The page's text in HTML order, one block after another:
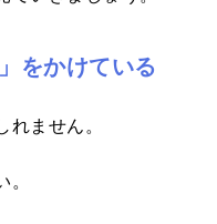
をかけている
ません。